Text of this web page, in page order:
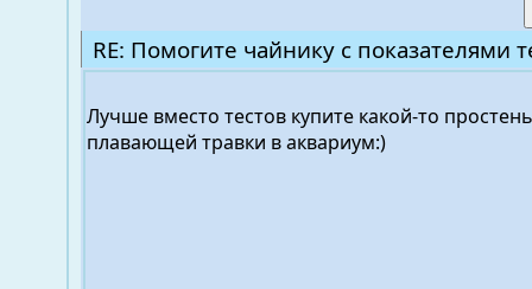
RE: Помогите чайнику с показателями
Лучше вместо тестов купите какой-то
плавающей травки в аквариум:)